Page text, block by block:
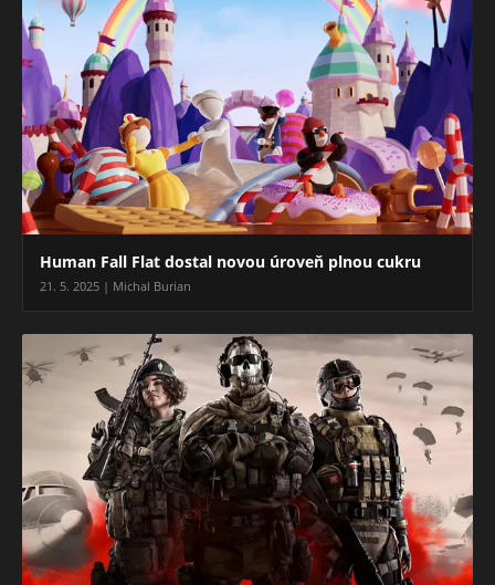
Human Fall Flat dostal novou úroveň plnou cukru
21. 5. 2025 | Michal Burian